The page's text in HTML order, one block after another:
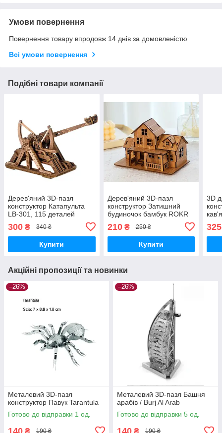
Умови повернення
Повернення товару впродовж 14 днів за домовленістю
Всі умови повернення
Подібні товари компанії
Дерев'яний 3D-пазл
конструктор Катапульта
LB-301, 115 деталей
300 ₴ 340 ₴
Купити
Дерев'яний 3D-пазл
конструктор Затишний
будиночок бамбук ROKR
210₴ 250 ₴
Купити
3D
325
Акційні пропозиції та новинки
–26%
Металевий 3D-пазл
конструктор Павук Tarantula
Готово до відправки 1 од.
140 ₴ 190 ₴
–26%
Металевий 3D-пазл Башня
арабів / Burj Al Arab
Готово до відправки 5 од.
140 ₴ 190 ₴